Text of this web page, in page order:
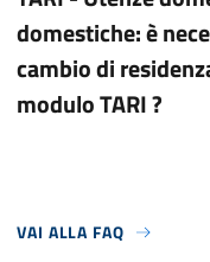
domestiche: è
cambio di
modulo TARI ?
VAI ALLA FAQ